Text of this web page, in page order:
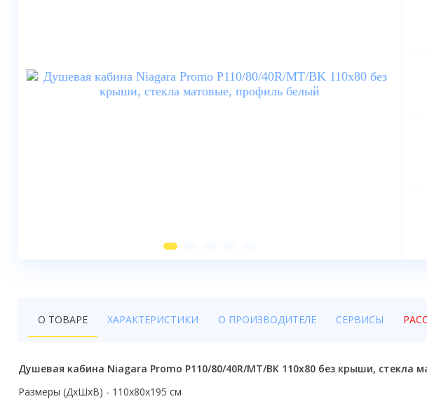
Смесители
Бойлеры
Кухонные мойки
О ТОВАРЕ ХАРАКТЕРИСТИКИ О ПРОИЗВОДИТЕЛЕ СЕРВИСЫ
Душевая кабина Niagara Promo P110/80/40R/MT/BK 110x80 без крыши, стекла
Размеры (ДxШxВ) - 110x80x195 см